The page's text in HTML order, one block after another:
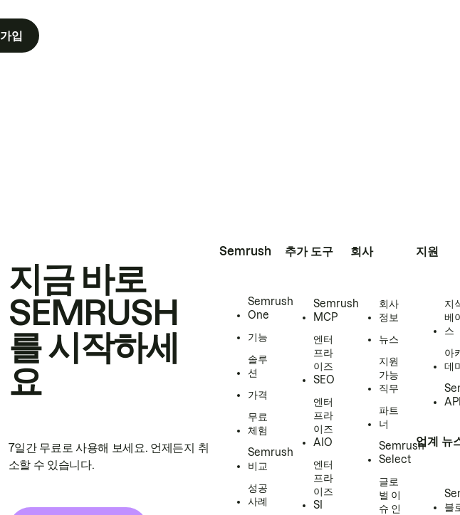
가입
지금 바로
SEMRUSH
를 시작하세
요
7일간 무료로 사용해 보세요. 언제든지 취
소할 수 있습니다.
Semrush
Semrush
One
기능
솔루
션
가격
무료
체험
Semrush
비교
성공
사례
추가 도구
Semrush
MCP
엔터
프라
이즈
SEO
엔터
프라
이즈
AIO
엔터
프라
이즈
SI
회사
회사
정보
뉴스
지원
가능
직무
파트
너
Semrush
Select
글로
벌 이
슈 인
지원
지
베
스
아
데
업계 뉴
블